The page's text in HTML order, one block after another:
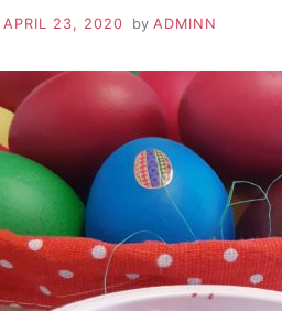
APRIL 23, 2020 by ADMINN